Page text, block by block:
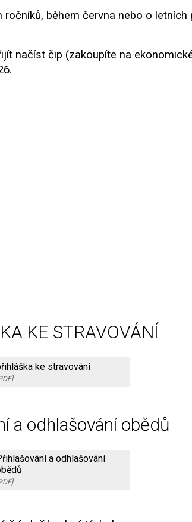
během června nebo o letních
načíst čip (zakoupíte na
KE STRAVOVÁNÍ
ke stravování
a odhlašování obědů
a odhlašování